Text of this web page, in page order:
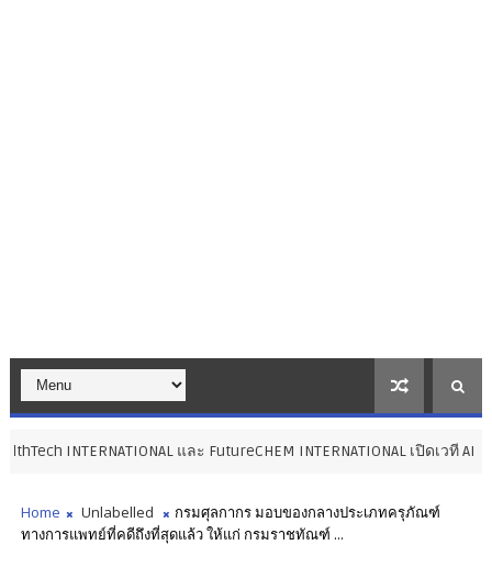
และ FutureCHEM INTERNATIONAL เปิดเวที AI ขับเคลื่อน
Home Unlabelled
กรมศุลกากร มอบของกลางประเภทครุภัณฑ์
ทางการแพทย์ที่คดีถึงที่สุดแล้ว ให้แก่ กรมราชทัณฑ์ ...